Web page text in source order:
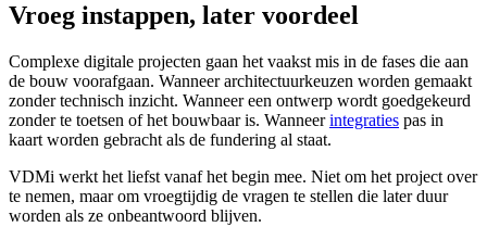
Vroeg instappen, later voordeel
Complexe digitale projecten gaan het vaakst mis in de fases die aan
de bouw voorafgaan. Wanneer architectuurkeuzen worden gemaakt
zonder technisch inzicht. Wanneer een ontwerp wordt goedgekeurd
zonder te toetsen of het bouwbaar is. Wanneerintegraties pas in
kaart worden gebracht als de fundering al staat.
VDMi werkt het liefst vanaf het begin mee. Niet om het project over
te nemen, maar om vroegtijdig de vragen te stellen die later duur
worden als ze onbeantwoord blijven.